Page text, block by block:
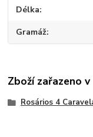
Délka
Gramáž
Zboží zařazeno
Rosários 4